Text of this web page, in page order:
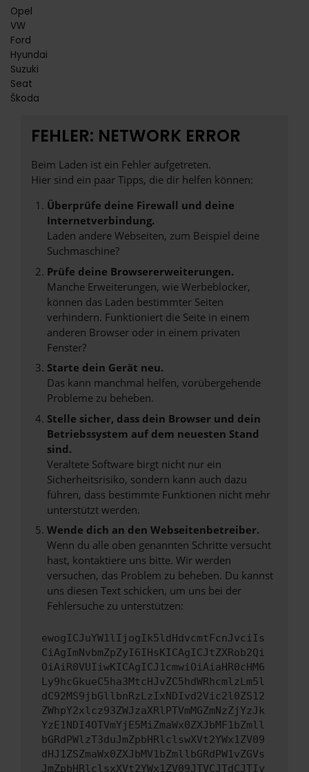
Opel
VW
Ford
Hyundai
Suzuki
Seat
Škoda
FEHLER: NETWORK ERROR
Beim Laden ist ein Fehler aufgetreten.
Hier sind ein paar Tipps, die dir helfen können:
Überprüfe deine Firewall und deine
Internetverbindung.
Laden andere Webseiten, zum Beispiel deine
Suchmaschine?
Prüfe deine Browsererweiterungen.
Manche Erweiterungen, wie Werbeblocker,
können das Laden bestimmter Seiten
verhindern. Funktioniert die Seite in einem
anderen Browser oder in einem privaten
Fenster?
Starte dein Gerät neu.
Das kann manchmal helfen, vorübergehende
Probleme zu beheben.
Stelle sicher, dass dein Browser und dein
Betriebssystem auf dem neuesten Stand
sind.
Veraltete Software birgt nicht nur ein
Sicherheitsrisiko, sondern kann auch dazu
führen, dass bestimmte Funktionen nicht mehr
unterstützt werden.
Wende dich an den Webseitenbetreiber.
Wenn du alle oben genannten Schritte versucht
hast, kontaktiere uns bitte. Wir werden
versuchen, das Problem zu beheben. Du kannst
uns diesen Text schicken, um uns bei der
Fehlersuche zu unterstützen:
ewogICJuYW1lIjogIk5ldHdvcmtFcnJvciIs
CiAgImNvbmZpZyI6IHsKICAgICJtZXRob2Qi
OiAiR0VUIiwKICAgICJ1cmwiOiAiaHR0cHM6
Ly9hcGkueC5ha3MtcHJvZC5hdWRhcmlzLm5l
dC92MS9jbGllbnRzLzIxNDIvd2Vic2l0ZS12
ZWhpY2xlcz93ZWJzaXRlPTVmMGZmNzZjYzJk
YzE1NDI4OTVmYjE5MiZmaWx0ZXJbMF1bZmll
bGRdPWlzT3duJmZpbHRlclswXVt2YWx1ZV09
dHJ1ZSZmaWx0ZXJbMV1bZmllbGRdPW1vZGVs
JmZpbHRlclsxXVt2YWx1ZV09JTVCJTdCJTIy